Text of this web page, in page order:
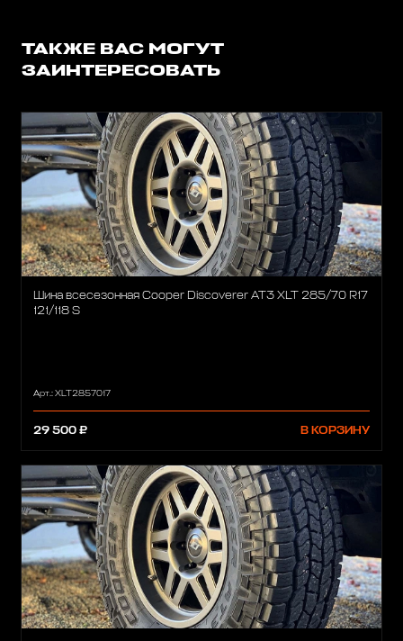
ТАКЖЕ ВАС МОГУТ
ЗАИНТЕРЕСОВАТЬ
Шина всесезонная Cooper Discoverer AT3 XLT 285/70 R17
121/118 S
Арт.: XLT2857017
29 500 ₽ В КОРЗИНУ